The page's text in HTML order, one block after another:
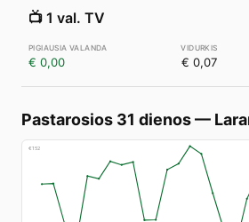
📺 1 val. TV
€ 0,00 € 0,07
Pastarosios 31 dienos—
€152